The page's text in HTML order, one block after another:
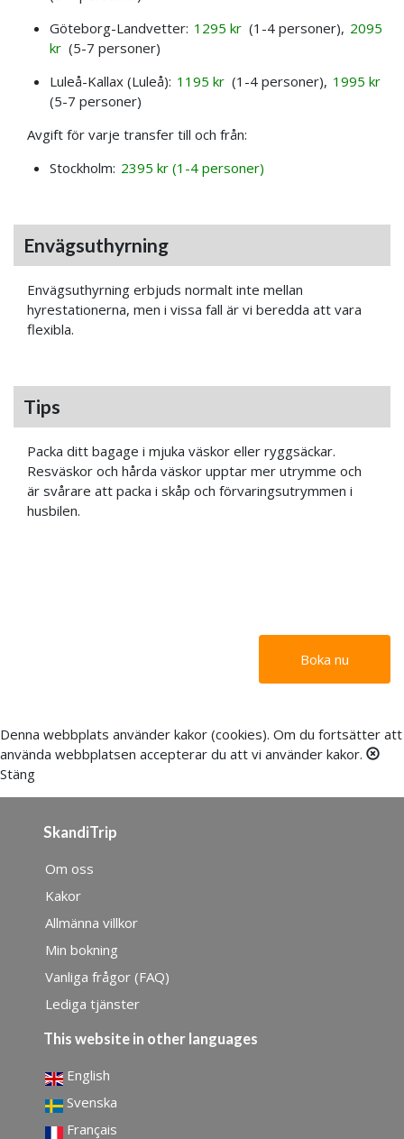
Göteborg-Landvetter: 1295 kr (1-4 personer), 2095
kr (5-7 personer)
Luleå-Kallax (Luleå): 1195 kr (1-4 personer), 1995 kr
(5-7 personer)
Avgift för varje transfer till och från:
Stockholm: 2395 kr (1-4 personer)
Envägsuthyrning
Envägsuthyrning erbjuds normalt inte mellan
hyrestationerna, men i vissa fall är vi beredda att vara
flexibla.
Tips
Packa ditt bagage i mjuka väskor eller ryggsäckar.
Resväskor och hårda väskor upptar mer utrymme och
är svårare att packa i skåp och förvaringsutrymmen i
husbilen.
Boka nu
Denna webbplats använder kakor (cookies). Om du fortsätter att
använda webbplatsen accepterar du att vi använder kakor.
Stäng
SkandiTrip
Om oss
Kakor
Allmänna villkor
Min bokning
Vanliga frågor (FAQ)
Lediga tjänster
This website in other languages
English
Svenska
Français